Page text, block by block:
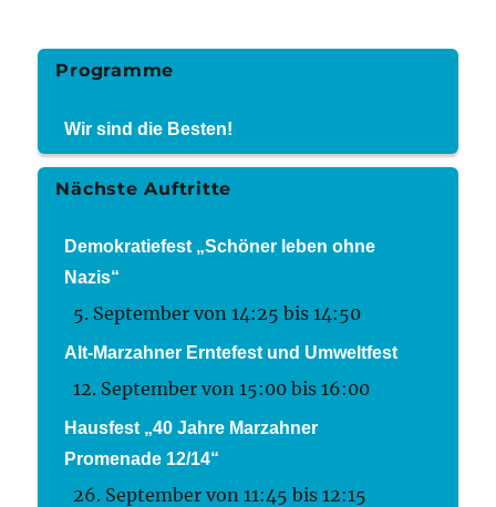
Programme
Wir sind die Besten!
Nächste Auftritte
Demokratiefest „Schöner leben ohne
Nazis“
5. September von 14:25 bis14:50
Alt-Marzahner Erntefest und Umweltfest
12. September von 15:00 bis16:00
Hausfest „40 Jahre Marzahner
Promenade 12/14“
26. September von 11:45 bis12:15